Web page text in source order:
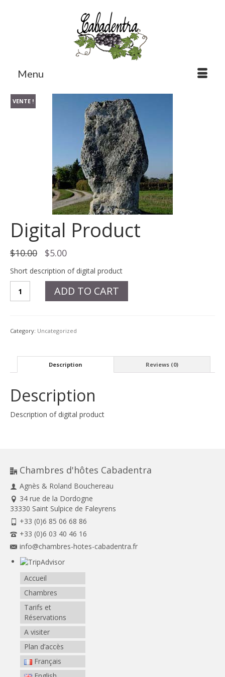
Menu
VENTE !
Digital Product
$10.00 Original
was:
$10.00.
$5.00Current
is:
$5.00.
Short description of digital product
Product
ADD TO CART
Category: Uncategorized
Description Reviews (0)
Description
Description of digital product
Chambres d'hôtes Cabadentra
Agnès & Roland Bouchereau
34 rue de la Dordogne
33330 Saint Sulpice de Faleyrens
+33 (0)6 85 06 68 86
+33 (0)6 03 40 46 16
info@chambres-hotes-cabadentra.fr
Accueil
Chambres
Tarifs et
Réservations
A visiter
Plan d’accès
Français